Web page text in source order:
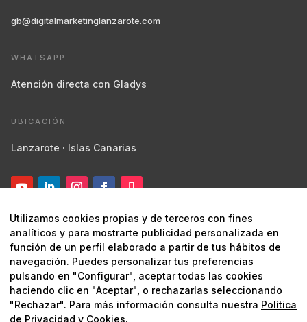
gb@digitalmarketinglanzarote.com
WHATSAPP
Atención directa con Gladys
UBICACIÓN
Lanzarote · Islas Canarias
© 2026 Digital Marketing Lanzarote ·Marketing estratégico y
digital
Utilizamos cookies propias y de terceros con fines
analíticos y para mostrarte publicidad personalizada en
función de un perfil elaborado a partir de tus hábitos de
navegación. Puedes personalizar tus preferencias
pulsando en "Configurar", aceptar todas las cookies
haciendo clic en "Aceptar", o rechazarlas seleccionando
"Rechazar". Para más información consulta nuestra Política
de Privacidad y Cookies.